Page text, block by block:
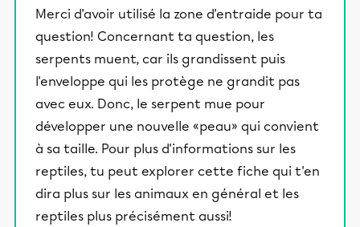
Merci d'avoir utilisé la zone d'entraide pour ta
question! Concernant ta question, les
serpents muent, car ils grandissent puis
l'enveloppe qui les protège ne grandit pas
avec eux. Donc, le serpent mue pour
développer une nouvelle «peau» qui convient
à sa taille. Pour plus d'informations sur les
reptiles, tu peut explorer cette fiche qui t'en
dira plus sur les animaux en général et les
reptiles plus précisément aussi!